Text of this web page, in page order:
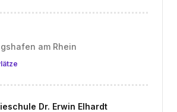
am Rhein
Dr. Erwin Elhardt